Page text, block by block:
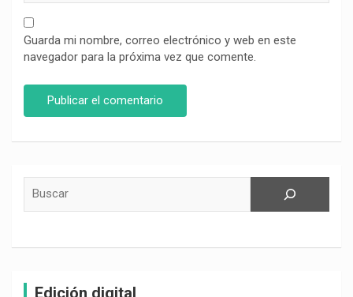
Guarda mi nombre, correo electrónico y web en este
navegador para la próxima vez que comente.
Edición digital